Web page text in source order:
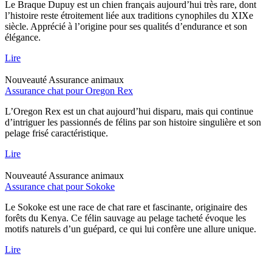
Le Braque Dupuy est un chien français aujourd’hui très rare, dont
l’histoire reste étroitement liée aux traditions cynophiles du XIXe
siècle. Apprécié à l’origine pour ses qualités d’endurance et son
élégance.
Lire
Nouveauté Assurance animaux
Assurance chat pour Oregon Rex
L’Oregon Rex est un chat aujourd’hui disparu, mais qui continue
d’intriguer les passionnés de félins par son histoire singulière et son
pelage frisé caractéristique.
Lire
Nouveauté Assurance animaux
Assurance chat pour Sokoke
Le Sokoke est une race de chat rare et fascinante, originaire des
forêts du Kenya. Ce félin sauvage au pelage tacheté évoque les
motifs naturels d’un guépard, ce qui lui confère une allure unique.
Lire